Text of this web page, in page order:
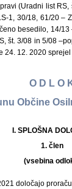
(Uradni list
1, 30/18, 61/20
besedilo, 14/
št. 3/08 in 5/08
24. 12. 2020 sprejel
O D L O
Občine
I. SPLOŠNA
1. člen
(vsebina
določajo